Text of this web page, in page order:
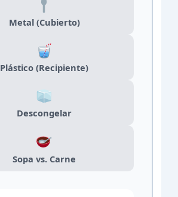
Metal (Cubierto)
Plástico (Recipiente)
Descongelar
Sopa vs. Carne